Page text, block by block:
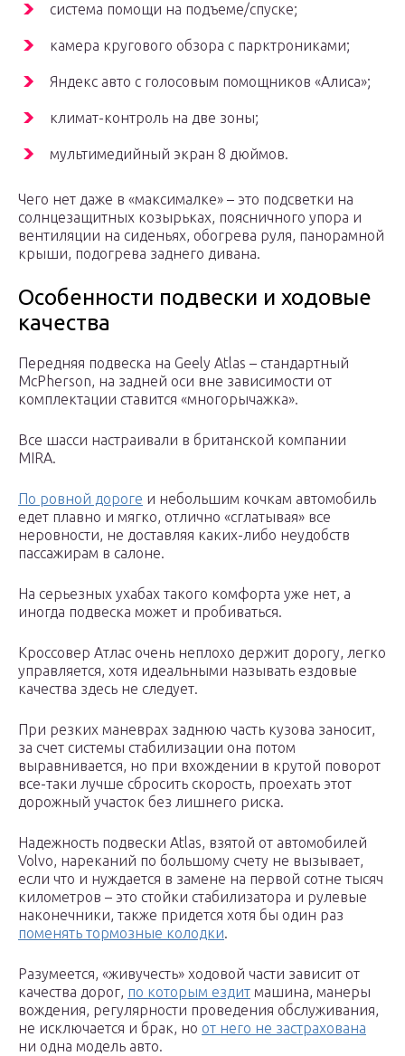
система помощи на подъеме/спуске;
камера кругового обзора с парктрониками;
Яндекс авто с голосовым помощников «Алиса»;
климат-контроль на две зоны;
мультимедийный экран 8 дюймов.
Чего нет даже в «максималке» – это подсветки на
солнцезащитных козырьках, поясничного упора и
вентиляции на сиденьях, обогрева руля, панорамной
крыши, подогрева заднего дивана.
Особенности подвески и ходовые
качества
Передняя подвеска на Geely Atlas – стандартный
McPherson, на задней оси вне зависимости от
комплектации ставится «многорычажка».
Все шасси настраивали в британской компании
MIRA.
По ровной дороге и небольшим кочкам автомобиль
едет плавно и мягко, отлично «сглатывая» все
неровности, не доставляя каких-либо неудобств
пассажирам в салоне.
На серьезных ухабах такого комфорта уже нет, а
иногда подвеска может и пробиваться.
Кроссовер Атлас очень неплохо держит дорогу, легко
управляется, хотя идеальными называть ездовые
качества здесь не следует.
При резких маневрах заднюю часть кузова заносит,
за счет системы стабилизации она потом
выравнивается, но при вхождении в крутой поворот
все-таки лучше сбросить скорость, проехать этот
дорожный участок без лишнего риска.
Надежность подвески Atlas, взятой от автомобилей
Volvo, нареканий по большому счету не вызывает,
если что и нуждается в замене на первой сотне тысяч
километров – это стойки стабилизатора и рулевые
наконечники, также придется хотя бы один раз
поменять тормозные колодки.
Разумеется, «живучесть» ходовой части зависит от
качества дорог, по которым ездит машина, манеры
вождения, регулярности проведения обслуживания,
не исключается и брак, но от него не застрахована
ни одна модель авто.